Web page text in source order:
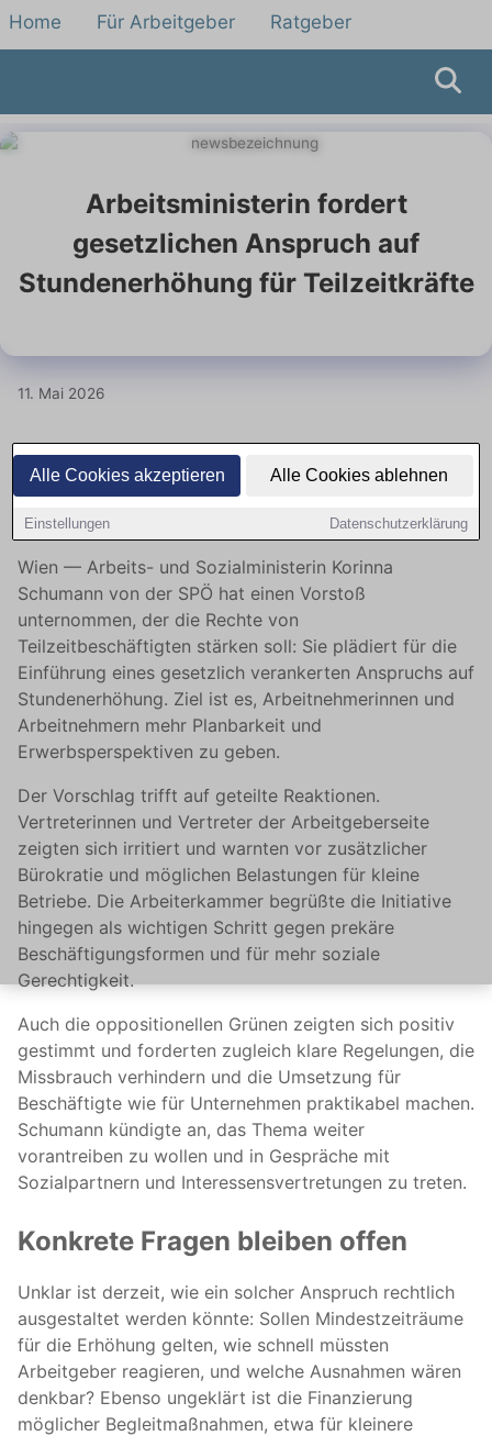
Alle Cookies akzeptieren Alle Cookies ablehnen
Einstellungen Datenschutzerklärung
Home Für Arbeitgeber Ratgeber
Arbeitsministerin fordert
gesetzlichen Anspruch auf
Stundenerhöhung für Teilzeitkräfte
11. Mai 2026
Gesetzlicher Anspruch auf mehr
Stunden soll Teilzeit flexibilisieren
Wien — Arbeits- und Sozialministerin Korinna
Schumann von der SPÖ hat einen Vorstoß
unternommen, der die Rechte von
Teilzeitbeschäftigten stärken soll: Sie plädiert für die
Einführung eines gesetzlich verankerten Anspruchs auf
Stundenerhöhung. Ziel ist es, Arbeitnehmerinnen und
Arbeitnehmern mehr Planbarkeit und
Erwerbsperspektiven zu geben.
Der Vorschlag trifft auf geteilte Reaktionen.
Vertreterinnen und Vertreter der Arbeitgeberseite
zeigten sich irritiert und warnten vor zusätzlicher
Bürokratie und möglichen Belastungen für kleine
Betriebe. Die Arbeiterkammer begrüßte die Initiative
hingegen als wichtigen Schritt gegen prekäre
Beschäftigungsformen und für mehr soziale
Gerechtigkeit.
Auch die oppositionellen Grünen zeigten sich positiv
gestimmt und forderten zugleich klare Regelungen, die
Missbrauch verhindern und die Umsetzung für
Beschäftigte wie für Unternehmen praktikabel machen.
Schumann kündigte an, das Thema weiter
vorantreiben zu wollen und in Gespräche mit
Sozialpartnern und Interessensvertretungen zu treten.
Konkrete Fragen bleiben offen
Unklar ist derzeit, wie ein solcher Anspruch rechtlich
ausgestaltet werden könnte: Sollen Mindestzeiträume
für die Erhöhung gelten, wie schnell müssten
Arbeitgeber reagieren, und welche Ausnahmen wären
denkbar? Ebenso ungeklärt ist die Finanzierung
möglicher Begleitmaßnahmen, etwa für kleinere